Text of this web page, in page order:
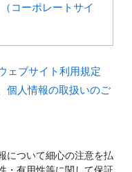
コーポレートサイ
ェブサイト利用規定
個人情報の取扱いのご
について細心の注意を払
・有用性等に関して保証